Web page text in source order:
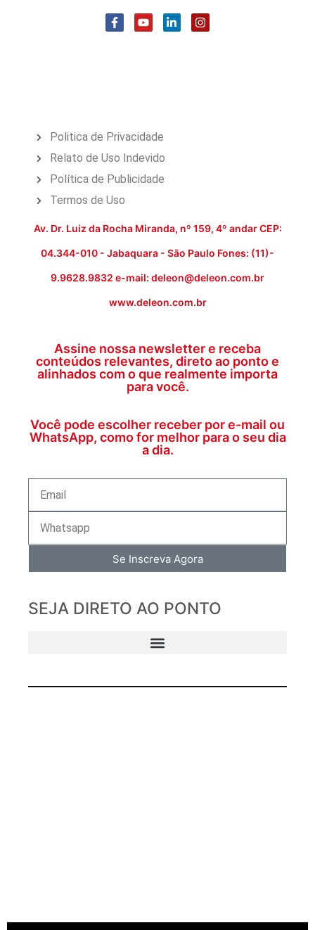
Politica de Privacidade
Relato de Uso Indevido
Política de Publicidade
Termos de Uso
Av. Dr. Luiz da Rocha Miranda, nº 159, 4º andar CEP:
04.344-010 - Jabaquara - São Paulo Fones: (11)-
9.9628.9832 e-mail: deleon@deleon.com.br
www.deleon.com.br
Assine nossa newsletter e receba
conteúdos relevantes, direto ao ponto e
alinhados com o que realmente importa
para você.
Você pode escolher receber por e-mail ou
WhatsApp, como for melhor para o seu dia
a dia.
Se Inscreva Agora
SEJA DIRETO AO PONTO